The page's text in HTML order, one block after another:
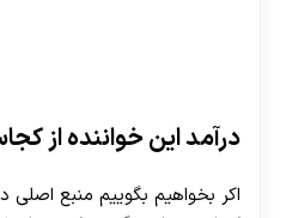
درآمد این خواننده از
اکر بخواهیم بگوییم منبع اصلی